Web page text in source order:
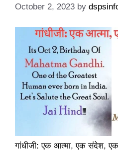
October 2, 2023 by
गांधीजी: एक आत्मा, एक संदेश,